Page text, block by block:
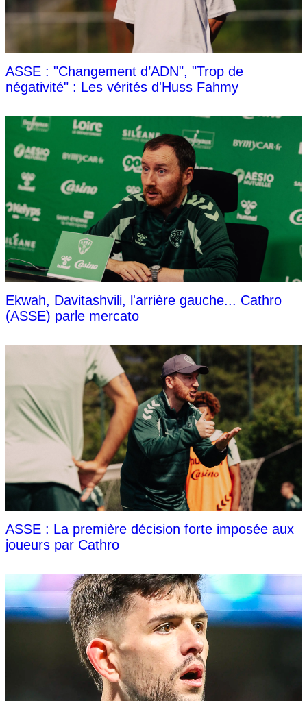
ASSE : "Changement d’ADN", "Trop de
négativité" : Les vérités d'Huss Fahmy
Ekwah, Davitashvili, l'arrière gauche... Cathro
(ASSE) parle mercato
ASSE : La première décision forte imposée aux
joueurs par Cathro